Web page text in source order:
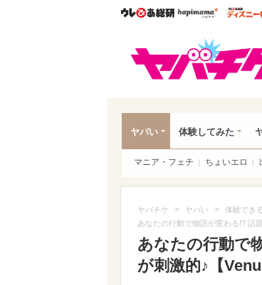
ウレぴあ総研ハピマ
ヤバい 体験してみた
マニア・フェチ ちょいエロ
ヤバチケ > ヤバい > 体験でき
あなたの行動で物語が変わる!? 話
あなたの行動で
が刺激的♪【